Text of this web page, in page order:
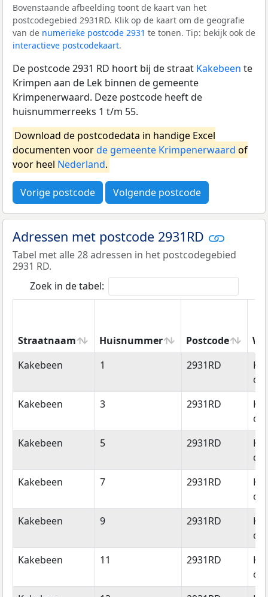
Bovenstaande afbeelding toont de kaart van het
postcodegebied 2931RD. Klik op de kaart om de geografie
van de numerieke postcode 2931 te tonen. Tip: bekijk ook de
interactieve postcodekaart.
De postcode 2931 RD hoort bij de straat Kakebeen te
Krimpen aan de Lek binnen de gemeente
Krimpenerwaard. Deze postcode heeft de
huisnummerreeks 1 t/m 55.
Download de postcodedata in handige Excel
documenten voorde gemeente Krimpenerwaard of
voor heel Nederland.
Vorige postcode Volgende postcode
Adressen met postcode 2931RD
Tabel met alle 28 adressen in het postcodegebied
2931 RD.
Zoek in de tabel:
Straatnaam Huisnummer Postcode
Straatnaam
Huisnummer Postcode
Kakebeen 1 2931RD
de
Kakebeen
3 2931RD
de
Kakebeen
5 2931RD
de
Kakebeen
7 2931RD
de
Kakebeen
9 2931RD
de
Kakebeen
11 2931RD
de